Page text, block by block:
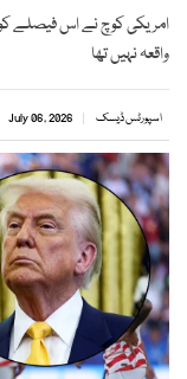
امریکی کوچ نے اس فیصلے کو
واقعہ نہیں تھا
اسپورٹس ڈیسک July 06, 2026